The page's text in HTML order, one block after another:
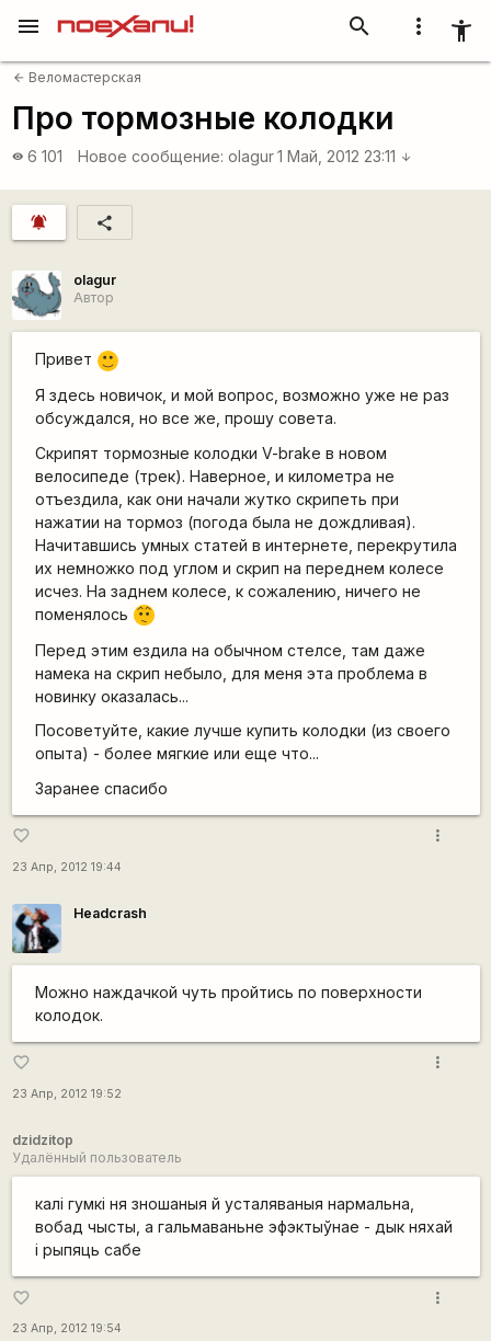
more_vert accessibility_new
search
menu
arrow_back Веломастерская
Про тормозные колодки
visibility 6 101 Новое сообщение: olagur 1 Май, 2012 23:11 arrow_downward
notifications_active share
olagur
Автор
Привет
:)
Я здесь новичок, и мой вопрос, возможно уже не раз
обсуждался, но все же, прошу совета.
Скрипят тормозные колодки V-brake в новом
велосипеде (трек). Наверное, и километра не
отъездила, как они начали жутко скрипеть при
нажатии на тормоз (погода была не дождливая).
Начитавшись умных статей в интернете, перекрутила
их немножко под углом и скрип на переднем колесе
исчез. На заднем колесе, к сожалению, ничего не
поменялось :-/
Перед этим ездила на обычном стелсе, там даже
намека на скрип небыло, для меня эта проблема в
новинку оказалась...
Посоветуйте, какие лучше купить колодки (из своего
опыта) - более мягкие или еще что...
Заранее спасибо
favorite_border
23 Апр, 2012 19:44
more_vert
Headcrash
Можно наждачкой чуть пройтись по поверхности
колодок.
favorite_border
23 Апр, 2012 19:52
more_vert
dzidzitop
Удалённый пользователь
калі гумкі ня зношаныя й усталяваныя нармальна,
вобад чысты, а гальмаваньне эфэктыўнае - дык няхай
і рыпяць сабе
favorite_border
23 Апр, 2012 19:54
more_vert